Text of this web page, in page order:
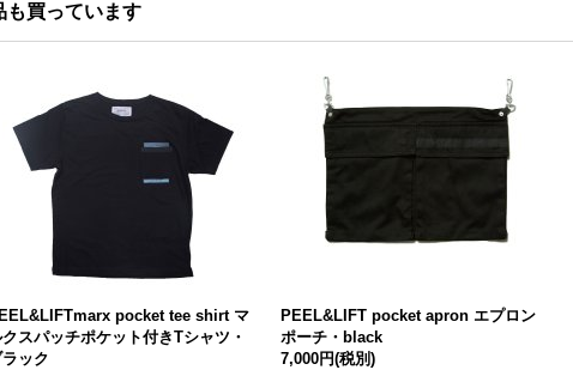
も買っています
pocket tee shirt マ
スパッチポケット付きTシャツ・
ック
PEEL&LIFT pocket apron エプロン
ポーチ・black
7,000円(税別)